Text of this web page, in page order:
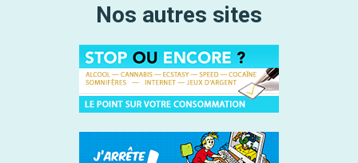
Nos autres sites